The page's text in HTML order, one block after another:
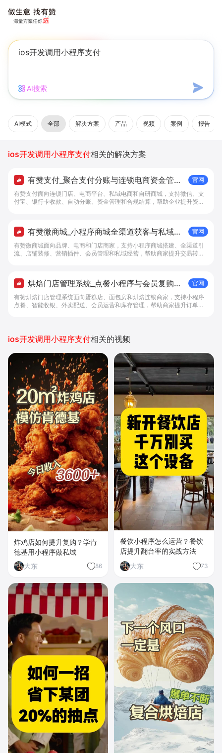
AI搜索
AI模式 全部 解决方案 产品 视频 案例 报告
ios开发调用小程序支付相关的解决方案
有赞支付_聚合支付分账与连锁电商资金管理
解决方案 - 做生意, 找有赞
官网
有赞支付面向连锁门店、电商平台、私域电商和自研商城，支持微信、支
付宝、银行卡收款、自动分账、资金管理和合规结算，帮助企业提升资金
有赞微商城_小程序商城全渠道获客与私域复
购工具 - 做生意, 找有赞
官网
有赞微商城面向品牌、电商和门店商家，支持小程序商城搭建、全渠道引
流、店铺装修、营销插件、会员管理和私域经营，帮助商家提升交易转化
烘焙门店管理系统_点餐小程序与会员复购工
具 - 做生意, 找有赞
官网
有赞烘焙门店管理系统面向蛋糕店、面包房和烘焙连锁商家，支持小程序
点餐、智能收银、外卖配送、会员运营和库存管理，帮助商家提升订单转
ios开发调用小程序支付相关的视频
炸鸡店如何提升复购？学肯
德基用小程序做私域
大东
86
餐饮小程序怎么运营？餐饮
店提升翻台率的实战方法
大东
73